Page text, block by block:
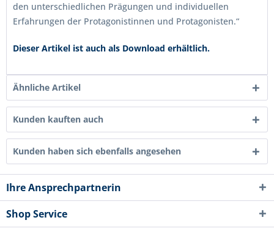
den unterschiedlichen Prägungen und individuellen
Erfahrungen der Protagonistinnen und Protagonisten.“
Dieser Artikel ist auch als Download erhältlich.
Ähnliche Artikel
Kunden kauften auch
Kunden haben sich ebenfalls angesehen
Ihre Ansprechpartnerin
Shop Service